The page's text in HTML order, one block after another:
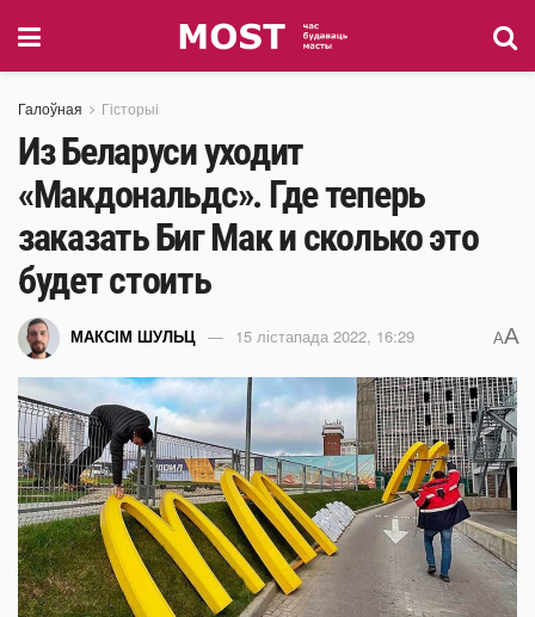
Галоўная Гісторыі
Из Беларуси уходит
«Макдональдс». Где теперь
заказать Биг Мак и сколько это
будет стоить
МАКСІМ ШУЛЬЦ 15 лістапада 2022, 16:29 AA